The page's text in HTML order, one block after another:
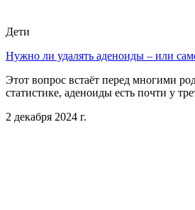
Дети
Нужно ли удалять аденоиды – или
Этот вопрос встаёт перед многими
статистике, аденоиды есть почти у
2 декабря 2024 г.